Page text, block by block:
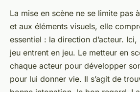
La mise en scène ne se limite pas
et aux éléments visuels, elle
essentiel : la direction d’acteur.
jeu entrent en jeu. Le metteur en
chaque acteur pour développer
pour lui donner vie. Il s’agit de